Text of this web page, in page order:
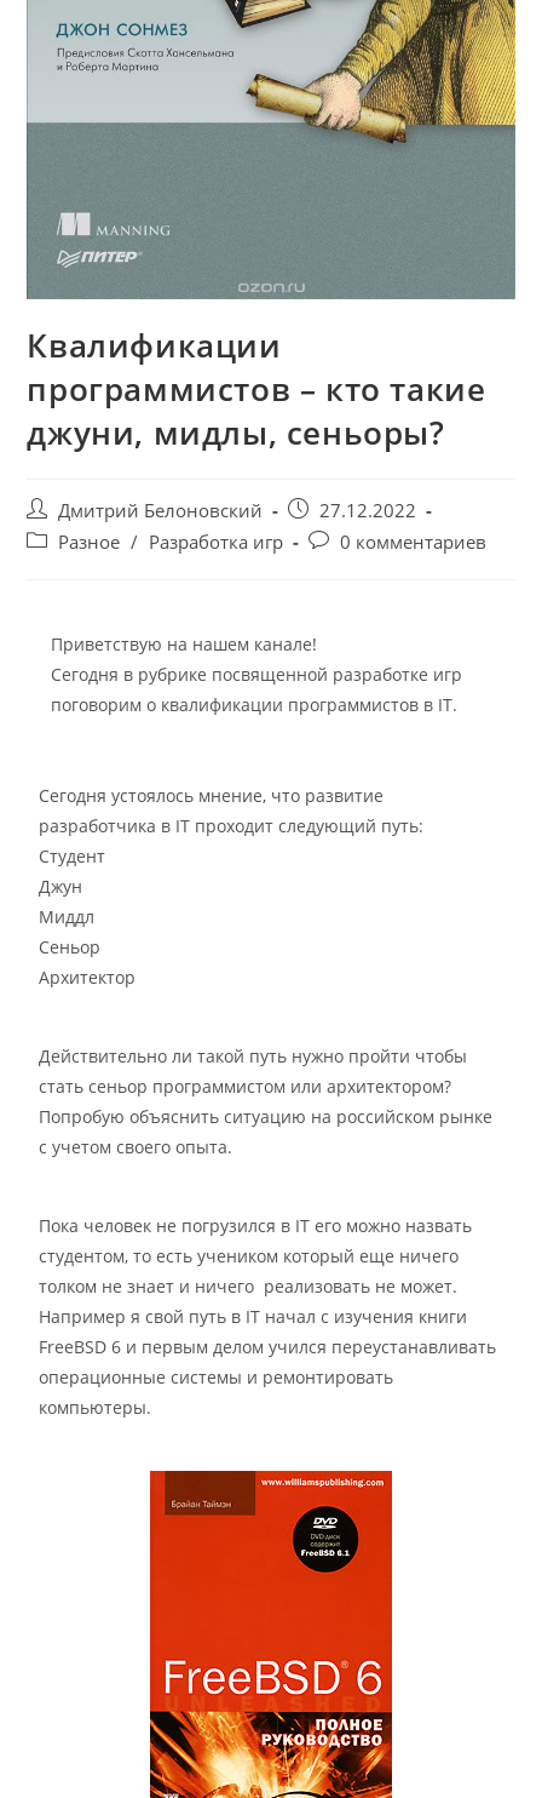
Квалификации
программистов – кто такие
джуни, мидлы, сеньоры?
Дмитрий Белоновский
27.12.2022
Разное / Разработка игр 0 комментариев
Приветствую на нашем канале!
Сегодня в рубрике посвященной разработке игр
поговорим о квалификации программистов в IT.
Сегодня устоялось мнение, что развитие
разработчика в IT проходит следующий путь:
Студент
Джун
Миддл
Сеньор
Архитектор
Действительно ли такой путь нужно пройти чтобы
стать сеньор программистом или архитектором?
Попробую объяснить ситуацию на российском рынке
с учетом своего опыта.
Пока человек не погрузился в IT его можно назвать
студентом, то есть учеником который еще ничего
толком не знает и ничего реализовать не может.
Например я свой путь в IT начал с изучения книги
FreeBSD 6 и первым делом учился переустанавливать
операционные системы и ремонтировать
компьютеры.